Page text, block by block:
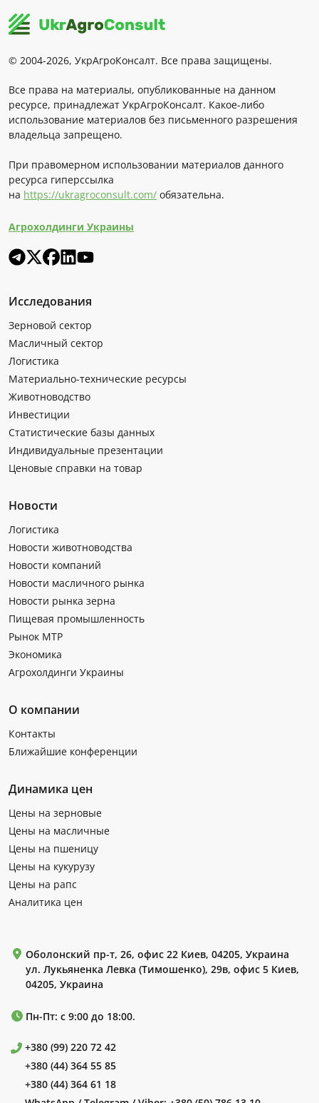
© 2004-2026, УкрАгроКонсалт. Все права защищены.
Все права на материалы, опубликованные на данном
ресурсе, принадлежат УкрАгроКонсалт. Какое-либо
использование материалов без письменного разрешения
владельца запрещено.
При правомерном использовании материалов данного
ресурса гиперссылка
на https://ukragroconsult.com/ обязательна.
Агрохолдинги Украины
Исследования
Зерновой сектор
Масличный сектор
Логистика
Материально-технические ресурсы
Животноводство
Инвестиции
Статистические базы данных
Индивидуальные презентации
Ценовые справки на товар
Новости
Логистика
Новости животноводства
Новости компаний
Новости масличного рынка
Новости рынка зерна
Пищевая промышленность
Рынок МТР
Экономика
Агрохолдинги Украины
О компании
Контакты
Ближайшие конференции
Динамика цен
Цены на зерновые
Цены на масличные
Цены на пшеницу
Цены на кукурузу
Цены на рапс
Аналитика цен
Оболонский пр-т, 26, офис 22 Киев, 04205, Украина
ул. Лукьяненка Левка (Тимошенко), 29в, офис 5 Киев,
04205, Украина
Пн-Пт: с 9:00 до 18:00.
+380 (99) 220 72 42
+380 (44) 364 55 85
+380 (44) 364 61 18